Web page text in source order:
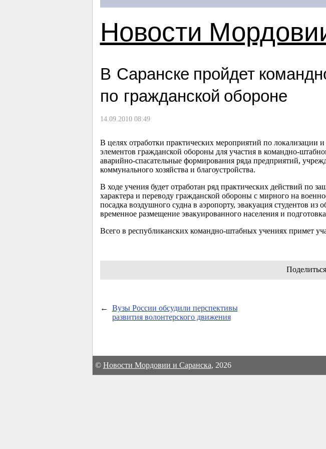
Новости
В Саранске пройдет
по гражданской обороне
14.09.2010 08:49
В целях отработки практических мероприятий по
элементов гражданской обороны для участия в командно-
аварийно-спасательные формирования ряда предприятий,
коммунального хозяйства и благоустройства.
В ходе учения будет отработан ряд практических действий по
характера и переводу гражданской обороны с мирного на
посадка воздушного судна в аэропорту, эвакуация студентов
временное размещение эвакуированного населения и
Всего в республиканских командно-штабных учениях примет
←
Вузы России обсудили перспективы
развития волонтерского движения
© Новости Мордовии и Саранска, 2026